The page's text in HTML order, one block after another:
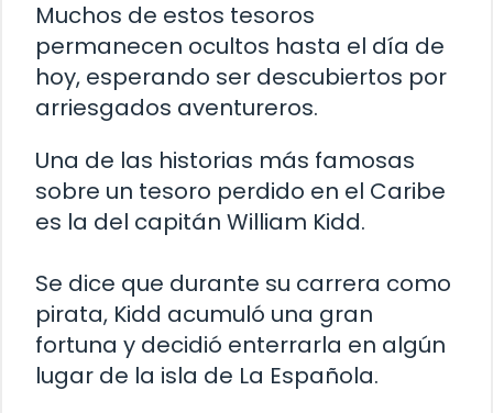
Muchos de estos tesoros
permanecen ocultos hasta el día de
hoy, esperando ser descubiertos por
arriesgados aventureros.
Una de las historias más famosas
sobre un tesoro perdido en el Caribe
es la del capitán William Kidd.
Se dice que durante su carrera como
pirata, Kidd acumuló una gran
fortuna y decidió enterrarla en algún
lugar de la isla de La Española.